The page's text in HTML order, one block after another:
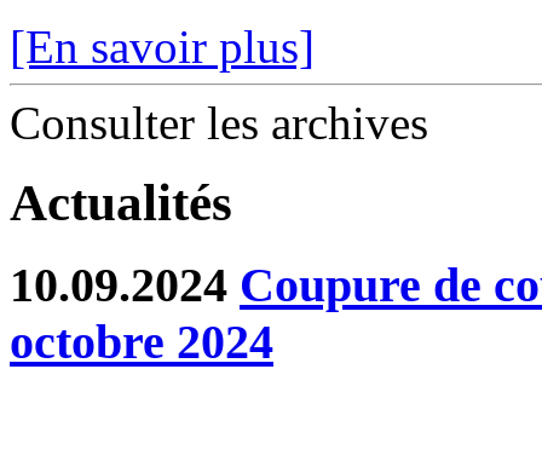
[En savoir plus]
Consulter les archives
Actualités
10.09.2024 Coupure de
octobre 2024